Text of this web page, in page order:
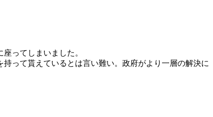
ってしまいました。
って貰えているとは言い難い。政府がより一層の解決に